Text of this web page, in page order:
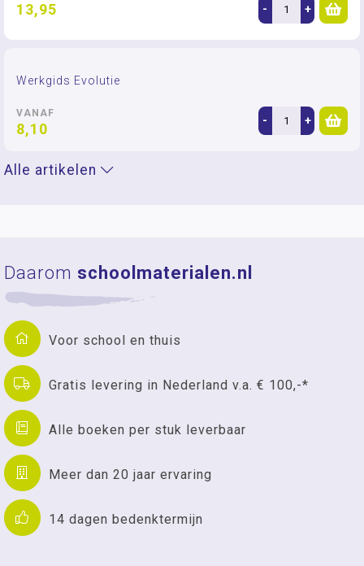
13,95 - +
Werkgids Evolutie
VANAF
8,10 - +
Alle artikelen
Daarom schoolmaterialen.nl
Voor school en thuis
Gratis levering in Nederland v.a. € 100,-*
Alle boeken per stuk leverbaar
Meer dan 20 jaar ervaring
14 dagen bedenktermijn